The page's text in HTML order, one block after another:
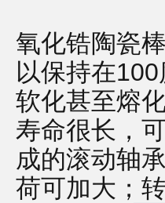
氧化锆陶瓷
以保持在
软化甚至熔
寿命很长，
成的滚动轴
荷可加大；